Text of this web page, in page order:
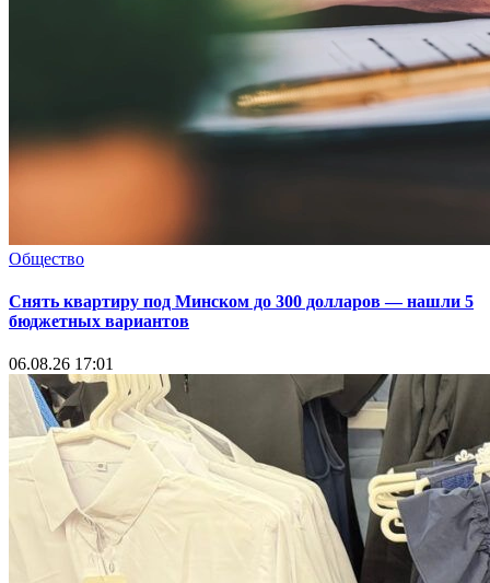
Общество
Снять квартиру под Минском до 300 долларов — нашли 5
бюджетных вариантов
06.08.26 17:01